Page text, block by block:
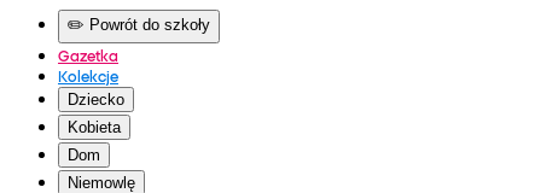
✏️ Powrót do szkoły
Gazetka
Kolekcje
Dziecko
Kobieta
Dom
Niemowlę